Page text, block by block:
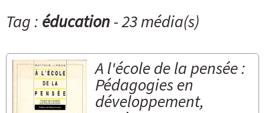
Tag : éducation- 23 média(s)
A l'école de la pensée :
Pédagogies en
développement,